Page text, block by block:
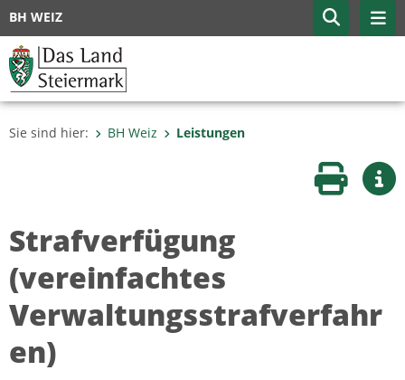
BH WEIZ
Sie sind hier: BH Weiz Leistungen
Seite
Strafverfügung
(vereinfachtes
Verwaltungsstrafverfahr
en)